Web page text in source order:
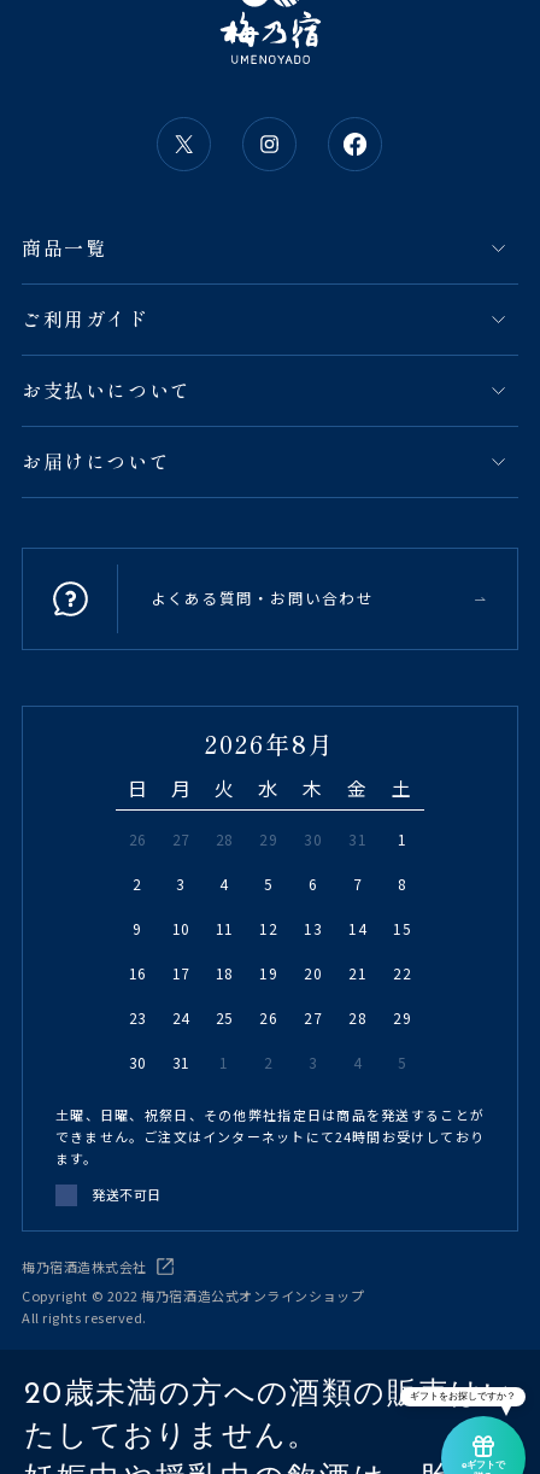
商品一覧
ご利用ガイド
お支払いについて
お届けについて
よくある質問・お問い合わせ
2026年8月
日 月 火 水 木 金 土
26 27 28 29 30 31 1
2 3 4 5 6 7 8
9 10 11 12 13 14 15
16 17 18 19 20 21 22
23 24 25 26 27 28 29
30 31 1 2 3 4 5
土曜、日曜、祝祭日、その他弊社指定日は商品を発送することが
できません。ご注文はインターネットにて24時間お受けしており
ます。
発送不可日
梅乃宿酒造株式会社
Copyright © 2022 梅乃宿酒造公式オンラインショップ
All rights reserved.
20歳未満の方への酒類の販売はい
たしておりません。
eギフトで
ギフトをお探しですか？